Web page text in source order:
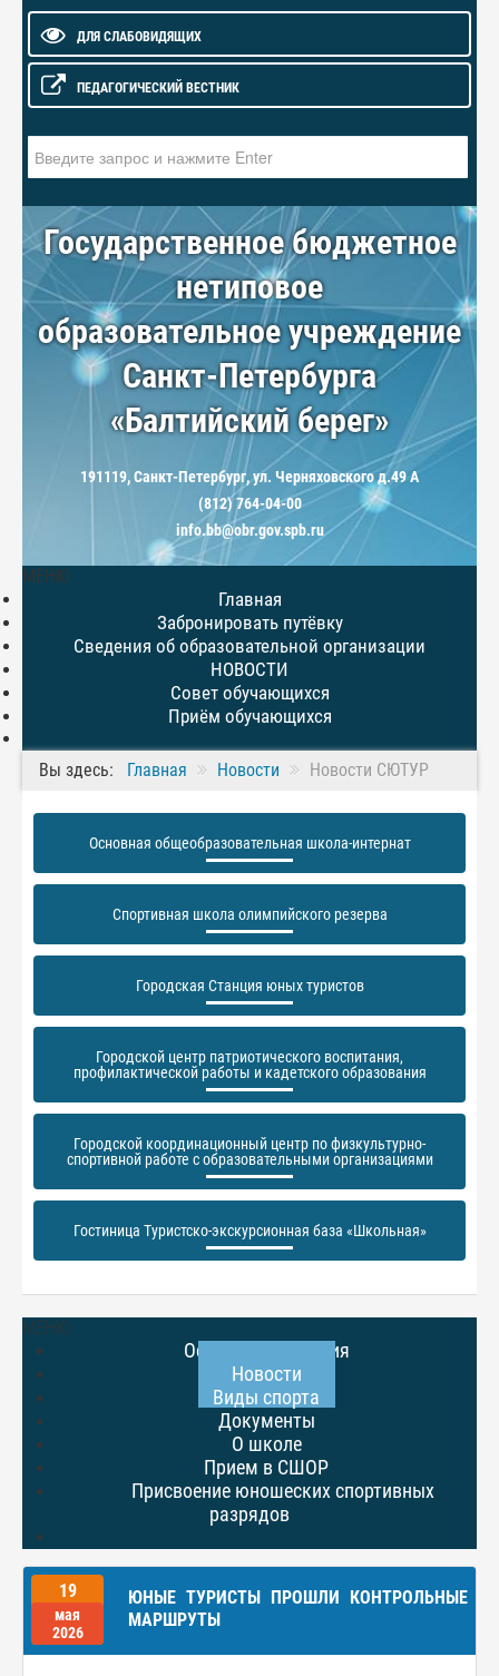
ДЛЯ СЛАБОВИДЯЩИХ
ПЕДАГОГИЧЕСКИЙ ВЕСТНИК
Государственное бюджетное
нетиповое
образовательное учреждение
Санкт-Петербурга
«Балтийский берег»
191119, Санкт-Петербург, ул. Черняховского д.49 А
(812) 764-04-00
info.bb@obr.gov.spb.ru
МЕНЮ
Главная
Забронировать путёвку
Сведения об образовательной организации
НОВОСТИ
Совет обучающихся
Приём обучающихся
Вы здесь: Главная Новости Новости СЮТУР
Основная общеобразовательная школа-интернат
Спортивная школа олимпийского резерва
Городская Станция юных туристов
Городской центр патриотического воспитания,
профилактической работы и кадетского образования
Городской координационный центр по физкультурно-
спортивной работе с образовательными организациями
Гостиница Туристско-экскурсионная база «Школьная»
МЕНЮ
Основные сведения
Новости
Виды спорта
Документы
О школе
Прием в СШОР
Присвоение юношеских спортивных
разрядов
19
мая
2026
ЮНЫЕ ТУРИСТЫ ПРОШЛИ КОНТРОЛЬНЫЕ
МАРШРУТЫ